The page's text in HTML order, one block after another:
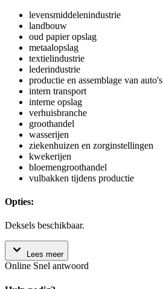
levensmiddelenindustrie
landbouw
oud papier opslag
metaalopslag
textielindustrie
lederindustrie
productie en assemblage van
intern transport
interne opslag
verhuisbranche
groothandel
wasserijen
ziekenhuizen en zorginstellingen
kwekerijen
bloemengroothandel
vulbakken tijdens productie
Opties:
Deksels beschikbaar.
Lees meer
Online Snel antwoord